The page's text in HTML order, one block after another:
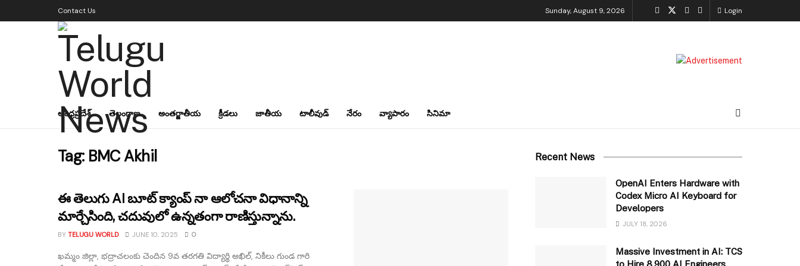
Contact Us Sunday, August 9, 2026 Login
ఆంధ్రప్రదేశ్ తెలంగాణ అంతర్జాతీయ క్రీడలు జాతీయ టాలీవుడ్ నేరం వ్యాపారం సినిమా
Tag: BMC Akhil
ఈ తెలుగు AI బూట్ క్యాంప్ నా ఆలోచనా విధానాన్ని
మార్చేసింది, చదువులో ఉన్నతంగా రాణిస్తున్నాను.
BY TELUGU WORLD JUNE 10, 2025 0
ఖమ్మం జిల్లా, భద్రాచలంకు చెందిన 9వ తరగతి విద్యార్థి అఖిల్, నికీలు గుండ గారి
Recent News
OpenAI Enters Hardware with
Codex Micro AI Keyboard for
Developers
JULY 18, 2026
Massive Investment in AI: TCS
to Hire 8,900 AI Engineers